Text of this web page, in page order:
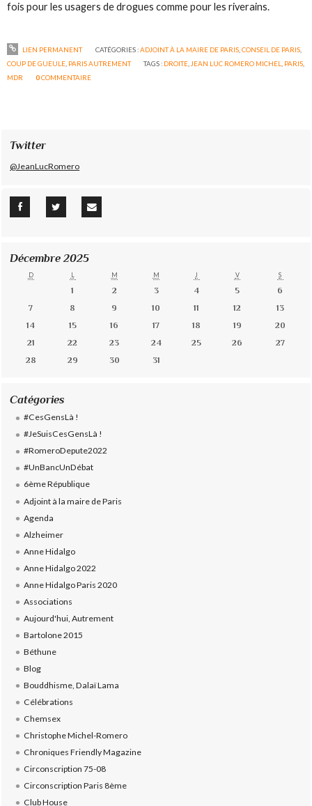
fois pour les usagers de drogues comme pour les riverains.
LIEN PERMANENT CATÉGORIES :ADJOINT À LA MAIRE DE PARIS, CONSEIL DE PARIS,
COUP DE GUEULE PARIS AUTREMENT TAGS : DROITE JEAN LUC ROMERO MICHEL PARIS
MDR
0COMMENTAIRE
Twitter
@JeanLucRomero
Décembre 2025
D L M M J V S
1 2 3 4 5
6
7
8 9 10 11 12
13
14
15 16 17 18 19
20
21
22 23 24 25 26
27
28
29 30 31
Catégories
#CesGensLà !
#JeSuisCesGensLà !
#RomeroDepute2022
#UnBancUnDébat
6ème République
Adjoint à la maire de Paris
Agenda
Alzheimer
Anne Hidalgo
Anne Hidalgo 2022
Anne Hidalgo Paris 2020
Associations
Aujourd'hui, Autrement
Bartolone 2015
Béthune
Blog
Bouddhisme, Dalaï Lama
Célébrations
Chemsex
Christophe Michel-Romero
Chroniques Friendly Magazine
Circonscription 75-08
Circonscription Paris 8ème
Club House